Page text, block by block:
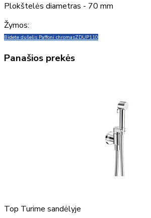
Plokštelės diametras - 70 mm
Žymos:
Bidete dušelis Paffoni chromasZDUP110
Panašios prekės
Top Turime sandėlyje